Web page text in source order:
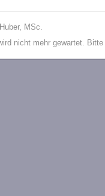
MSc.
nicht mehr gewartet.